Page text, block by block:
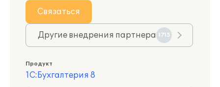
Связаться
Другие внедрения партнера 1715
Продукт
1С:Бухгалтерия 8